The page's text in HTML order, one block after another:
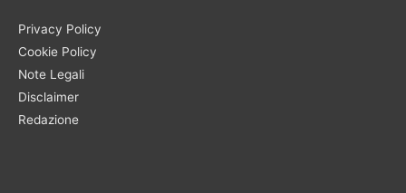
Privacy Policy
Cookie Policy
Note Legali
Disclaimer
Redazione